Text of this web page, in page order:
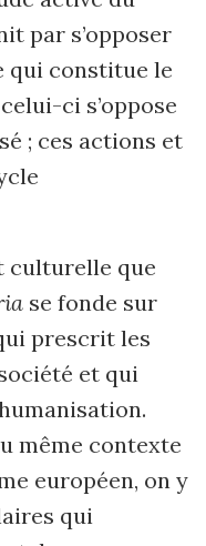
par s’opposer
qui constitue le
ci s’oppose
; ces actions et
culturelle que
se fonde sur
prescrit les
et qui
même contexte
européen, on y
qui